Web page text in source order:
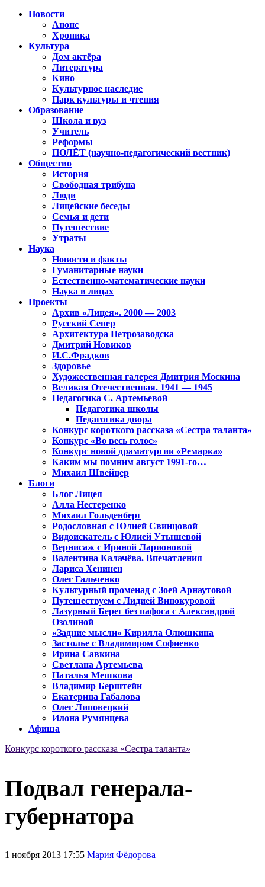
Новости
Анонс
Хроника
Культура
Дом актёра
Литература
Кино
Культурное наследие
Парк культуры и чтения
Образование
Школа и вуз
Учитель
Реформы
ПОЛЁТ (научно-педагогический вестник)
Общество
История
Свободная трибуна
Люди
Лицейские беседы
Семья и дети
Путешествие
Утраты
Наука
Новости и факты
Гуманитарные науки
Естественно-математические науки
Наука в лицах
Проекты
Архив «Лицея». 2000 — 2003
Русский Север
Архитектура Петрозаводска
Дмитрий Новиков
И.С.Фрадков
Здоровье
Художественная галерея Дмитрия Москина
Великая Отечественная. 1941 — 1945
Педагогика С. Артемьевой
Педагогика школы
Педагогика двора
Конкурс короткого рассказа «Сестра таланта»
Конкурс «Во весь голос»
Конкурс новой драматургии «Ремарка»
Каким мы помним август 1991-го…
Михаил Швейцер
Блоги
Блог Лицея
Алла Нестеренко
Михаил Гольденберг
Родословная с Юлией Свинцовой
Видоискатель с Юлией Утышевой
Вернисаж с Ириной Ларионовой
Валентина Калачёва. Впечатления
Лариса Хенинен
Олег Гальченко
Культурный променад с Зоей Арнаутовой
Путешествуем с Лидией Винокуровой
Лазурный Берег без пафоса с Александрой
Озолиной
«Задние мысли» Кирилла Олюшкина
Застолье с Владимиром Софиенко
Ирина Савкина
Светлана Артемьева
Наталья Мешкова
Владимир Берштейн
Екатерина Габалова
Олег Липовецкий
Илона Румянцева
Афиша
Конкурс короткого рассказа «Сестра таланта»
Подвал генерала-
губернатора
1 ноября 2013 17:55 Мария Фёдорова